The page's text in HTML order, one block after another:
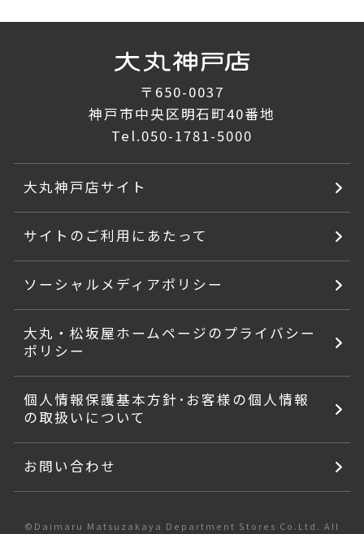
〒650-0037
神戸市中央区明石町40番地
Tel.050-1781-5000
大丸神戸店サイト
サイトのご利用にあたって
ソーシャルメディアポリシー
大丸・松坂屋ホームページのプライバシー
ポリシー
個人情報保護基本方針･お客様の個人情報
の取扱いについて
お問い合わせ
©Daimaru Matsuzakaya Department Stores Co.Ltd. All